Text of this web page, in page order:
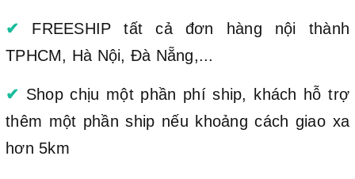
✔ FREESHIP tất cả đơn hàng nội thành
TPHCM, Hà Nội, Đà Nẵng,...
✔ Shop chịu một phần phí ship, khách hỗ trợ
thêm một phần ship nếu khoảng cách giao xa
hơn 5km